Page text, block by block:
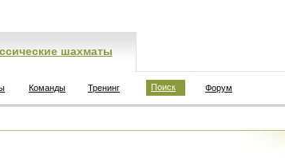
шахматы
Команды Тренинг Поиск Форум